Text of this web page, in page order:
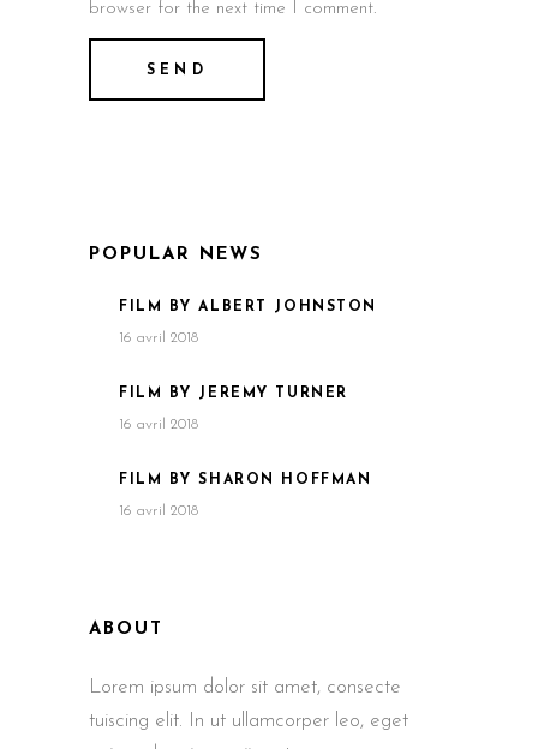
browser for the next time I comment.
POPULAR NEWS
FILM BY ALBERT JOHNSTON
16 avril 2018
FILM BY JEREMY TURNER
16 avril 2018
FILM BY SHARON HOFFMAN
16 avril 2018
ABOUT
Lorem ipsum dolor sit amet, consecte
tuiscing elit. In ut ullamcorper leo, eget